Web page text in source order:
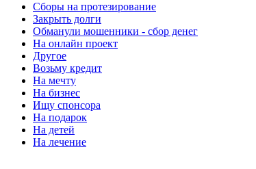
Сборы на протезирование
Закрыть долги
Обманули мошенники - сбор денег
На онлайн проект
Другое
Возьму кредит
На мечту
На бизнес
Ищу спонсора
На подарок
На детей
На лечение